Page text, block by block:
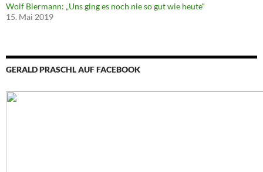
Wolf Biermann: „Uns ging es noch nie so gut wie heute“
15. Mai 2019
GERALD PRASCHL AUF FACEBOOK